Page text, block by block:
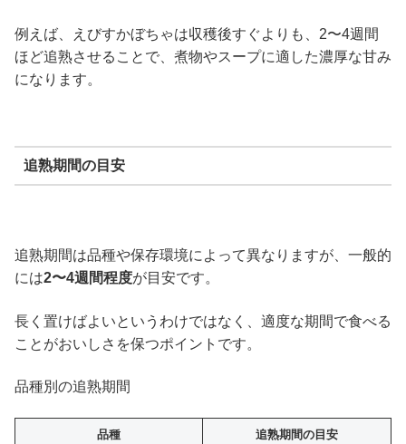
例えば、えびすかぼちゃは収穫後すぐよりも、2〜4週間
ほど追熟させることで、煮物やスープに適した濃厚な甘み
になります。
追熟期間の目安
追熟期間は品種や保存環境によって異なりますが、一般的
には2〜4週間程度が目安です。
長く置けばよいというわけではなく、適度な期間で食べる
ことがおいしさを保つポイントです。
品種別の追熟期間
品種 追熟期間の目安